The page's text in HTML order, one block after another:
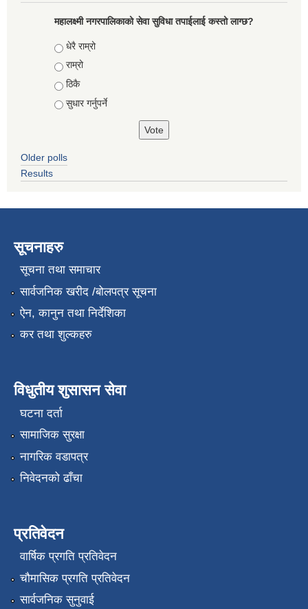
महालक्ष्मी नगरपालिकाको सेवा सुविधा तपाईलाई कस्तो लाग्छ?
Choices
धेरै राम्रो
राम्रो
ठिकै
सुधार गर्नुपर्ने
Older polls
Results
सूचनाहरु
सूचना तथा समाचार
सार्वजनिक खरीद /बोलपत्र सूचना
ऐन, कानुन तथा निर्देशिका
कर तथा शुल्कहरु
विधुतीय शुसासन सेवा
घटना दर्ता
सामाजिक सुरक्षा
नागरिक वडापत्र
निवेदनको ढाँचा
प्रतिवेदन
वार्षिक प्रगति प्रतिवेदन
चौमासिक प्रगति प्रतिवेदन
सार्वजनिक सुनुवाई